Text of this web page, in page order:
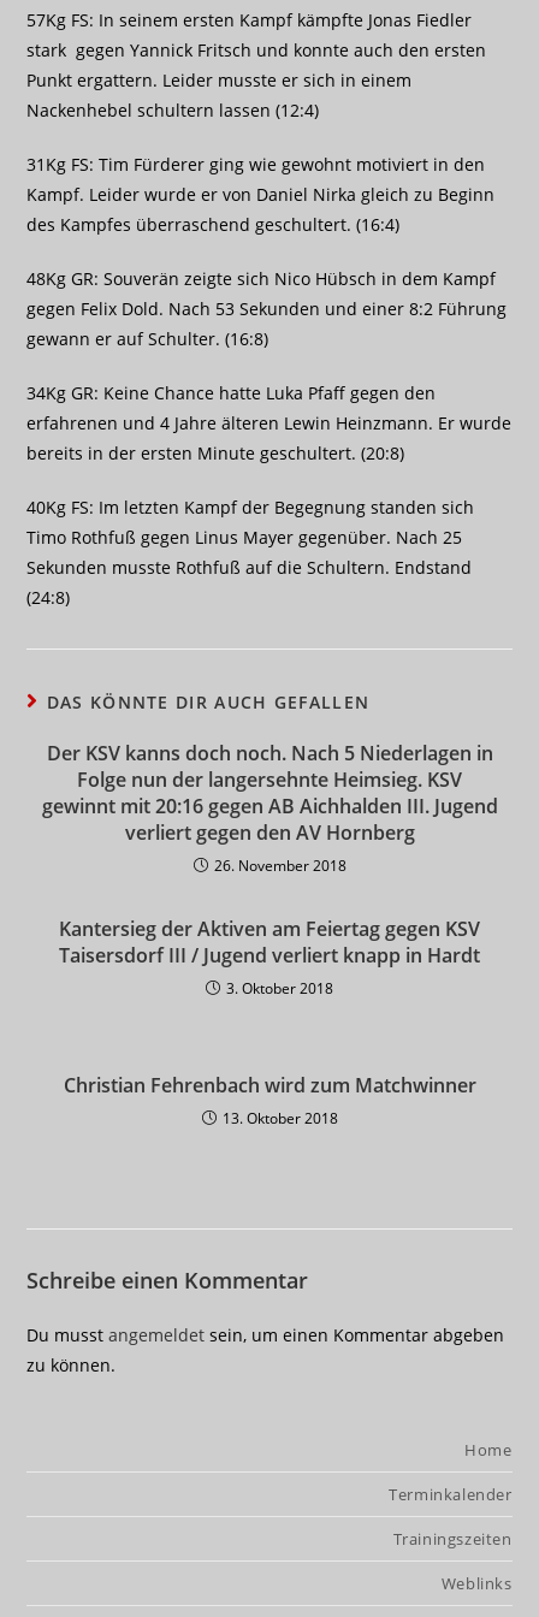
57Kg FS: In seinem ersten Kampf kämpfte Jonas Fiedler
stark gegen Yannick Fritsch und konnte auch den ersten
Punkt ergattern. Leider musste er sich in einem
Nackenhebel schultern lassen (12:4)
31Kg FS: Tim Fürderer ging wie gewohnt motiviert in den
Kampf. Leider wurde er von Daniel Nirka gleich zu Beginn
des Kampfes überraschend geschultert. (16:4)
48Kg GR: Souverän zeigte sich Nico Hübsch in dem Kampf
gegen Felix Dold. Nach 53 Sekunden und einer 8:2 Führung
gewann er auf Schulter. (16:8)
34Kg GR: Keine Chance hatte Luka Pfaff gegen den
erfahrenen und 4 Jahre älteren Lewin Heinzmann. Er wurde
bereits in der ersten Minute geschultert. (20:8)
40Kg FS: Im letzten Kampf der Begegnung standen sich
Timo Rothfuß gegen Linus Mayer gegenüber. Nach 25
Sekunden musste Rothfuß auf die Schultern. Endstand
(24:8)
DAS KÖNNTE DIR AUCH GEFALLEN
Der KSV kanns doch noch. Nach 5 Niederlagen in
Folge nun der langersehnte Heimsieg. KSV
gewinnt mit 20:16 gegen AB Aichhalden III. Jugend
verliert gegen den AV Hornberg
26. November 2018
Kantersieg der Aktiven am Feiertag gegen KSV
Taisersdorf III / Jugend verliert knapp in Hardt
3. Oktober 2018
Christian Fehrenbach wird zum Matchwinner
13. Oktober 2018
Schreibe einen Kommentar
Du musstangemeldet sein, um einen Kommentar abgeben
zu können.
Home
Terminkalender
Trainingszeiten
Weblinks